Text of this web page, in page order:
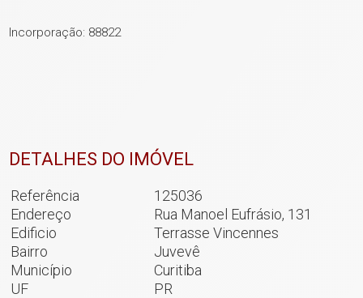
Incorporação: 88822
DETALHES DO IMÓVEL
Referência
125036
Endereço
Rua Manoel Eufrásio, 131
Edificio
Terrasse Vincennes
Bairro
Juvevê
Município
Curitiba
UF
PR